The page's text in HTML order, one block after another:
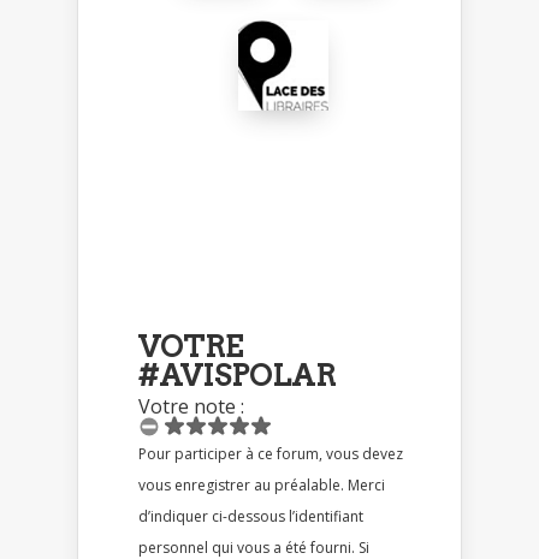
VOTRE
#AVISPOLAR
Votre note :
Pour participer à ce forum, vous devez
vous enregistrer au préalable. Merci
d’indiquer ci-dessous l’identifiant
personnel qui vous a été fourni. Si